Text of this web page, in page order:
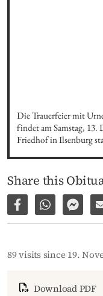
Die Trauerfeier mit
findet am Samstag, 13.
Friedhof in Ilsenburg
Share this
Share on Facebook
Share via
Share
89 visits since 19.
Download PDF